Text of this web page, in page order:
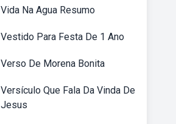
Vida Na Agua Resumo
Vestido Para Festa De 1 Ano
Verso De Morena Bonita
Versículo Que Fala Da Vinda De
Jesus